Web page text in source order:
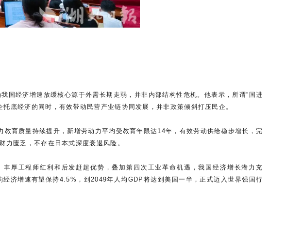
国经济增速放缓核心源于外需长期走弱，并非内部结构性危机。他表示，所谓“国进
底经济的同时，有效带动民营产业链协同发展，并非政策倾斜打压民企。
育质量持续提升，新增劳动力平均受教育年限达14年，有效劳动供给稳步增长，完
匮乏，不存在日本式深度衰退风险。
厚工程师红利和后发赶超优势，叠加第四次工业革命机遇，我国经济增长潜力充
济增速有望保持4.5%，到2049年人均GDP将达到美国一半，正式迈入世界强国行